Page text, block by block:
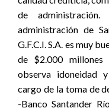
de
administración de
G.F.C.I. S.A. es muy
de $2.000
observa idoneidad
cargo de la toma de
-Banco Santander